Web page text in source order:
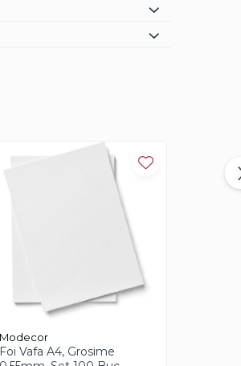
Modecor
Foi Vafa A4, Grosime